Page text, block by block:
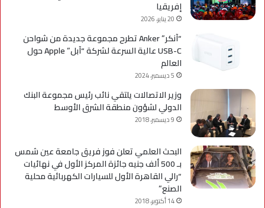
إفريقيا
20 يناير، 2026
“آنكر” Anker تطرح مجموعة جديدة من شواحن
USB-C عالية السرعة لشركة “آبل” Apple حول
العالم
5 ديسمبر، 2024
وزير الاتصالات يلتقي نائب رئيس مجموعة البنك
الدولي لشؤون منطقة الشرق الأوسط
9 ديسمبر، 2018
البحث العلمي تعلن فوز فريق جامعة عين شمس
بـ 500 ألف جنيه جائزة المركز الأول في نهائيات
“رالي القاهرة الأول للسيارات الكهربائية محلية
الصنع”
14 أكتوبر، 2018